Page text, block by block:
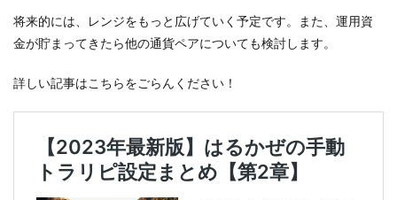
将来的には、レンジをもっと広げていく予定です。また、運用資
金が貯まってきたら他の通貨ペアについても検討します。
詳しい記事はこちらをごらんください！